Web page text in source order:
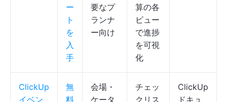
ー
ト
を
入
手
要なプ
ランナ
ー向け
算の各
ビュー
で進捗
を可視
化
ClickUp
イベン
無
料
会場・
ケータ
チェッ
クリス
ClickUp
ドキュ